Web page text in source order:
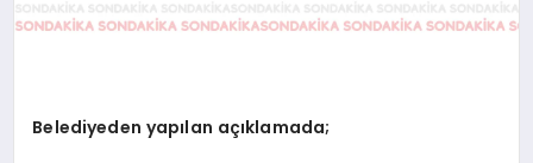
Belediyeden yapılan açıklamada;